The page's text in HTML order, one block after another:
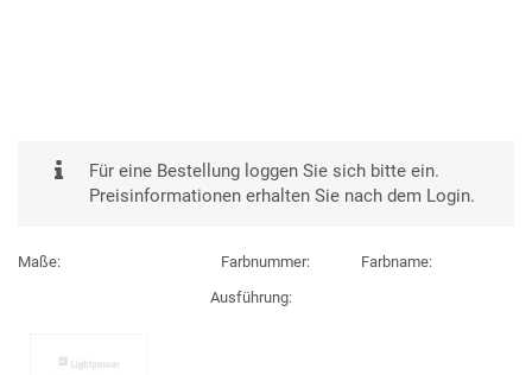
Für eine Bestellung loggen Sie sich bitte ein.
Preisinformationen erhalten Sie nach dem Login.
Maße: Farbnummer:
Farbname:
Ausführung: